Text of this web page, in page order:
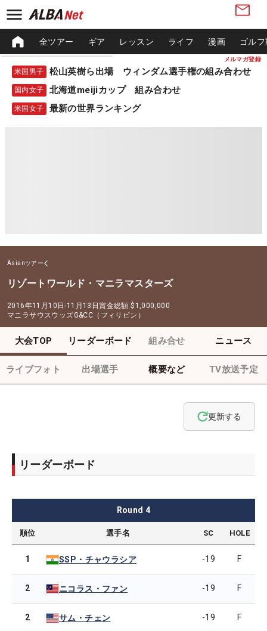
メルマガ登録
全ツアー ギア レッスン ライフ 漫画 ゴル
米国男子 松山英樹ら出場 ウィンダム選手権の組み合わせ
国内女子 北海道meijiカップ 組み合わせ
米国女子 最新の世界ランキング
Asianツアー
リゾートワールド・マニラマスターズ
2016年11月10日-11月13日賞金総額 $1,000,000
マニラサウスウッズG&CC（フィリピン）
大会TOP リーダーボード 組み合せ ニュース
ライブフォト 出場選手 概要など TV放送予定
更新する
リーダーボード
Round 4
順位 選手名 SC HOLE
1 SSP・チャウラシア -19 F
2 ニコラス・ファン -19 F
2 サム・チェン -19 F